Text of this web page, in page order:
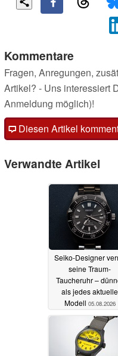
Kommentare
Fragen, Anregungen,
Artikel? - Uns interessiert
Anmeldung möglich)!
Diesen Artikel
Verwandte Artikel
Seiko-Designer
seine Traum-
Taucheruhr –
als jedes aktuelle
Modell 05.08.2026